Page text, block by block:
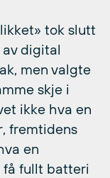
tok slutt
digital
men valgte
skje i
ikke hva en
fremtidens
en
få fullt batteri